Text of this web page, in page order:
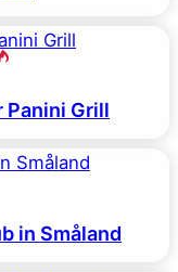
Panini Grill
in Småland